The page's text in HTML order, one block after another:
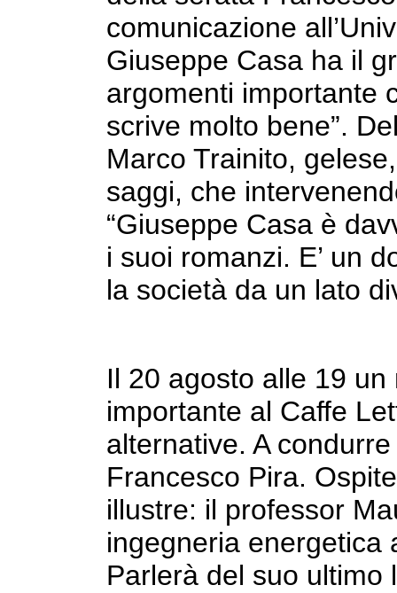
comunicazione
Giuseppe Casa ha il
argomenti importante
scrive molto bene”.
Marco Trainito,
saggi, che
“Giuseppe Casa è
i suoi romanzi. E’ un
la società da un lato
Il 20 agosto alle 19
importante al Caffe
alternative. A
Francesco Pira.
illustre: il professor
ingegneria energetica
Parlerà del suo ultimo